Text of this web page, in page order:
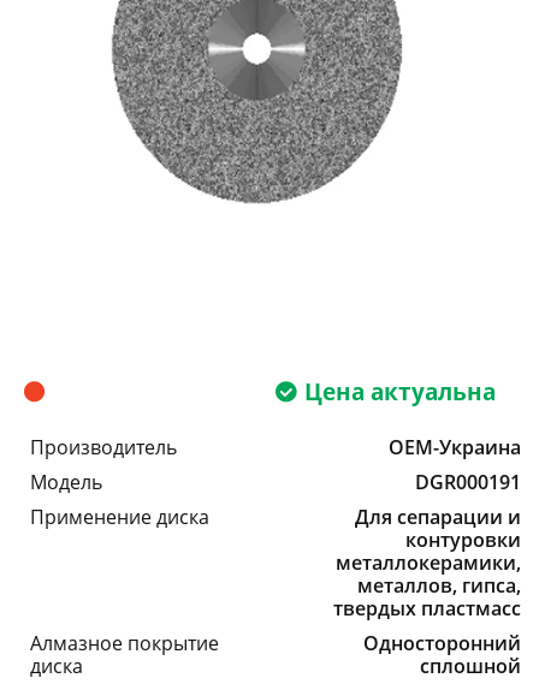
Цена актуальна
Производитель
OEM-Украина
Модель
DGR000191
Применение диска
Для сепарации и
контуровки
металлокерамики,
металлов, гипса,
твердых пластмасс
Алмазное покрытие
диска
Односторонний
сплошной